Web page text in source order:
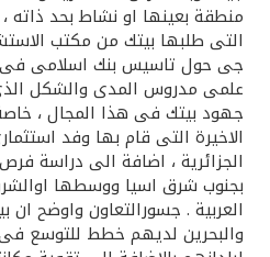
منطقة بعينها او نشاط بحد ذاته
التى طلبها بيتك من مكتب
جى حول تاسيس بنك اسلامى فى
علمى مدروس المدى والشكل
جهود بيتك فى هذا المجال ،
الاخيرة التى قام بها وفد
الجزائرية ، اضافة الى دراسة
بجنوب شرق اسيا ووسطها
العربية . جسورالتعاون واوضح ان
والبحرين لديهم خطط للتوسع فى